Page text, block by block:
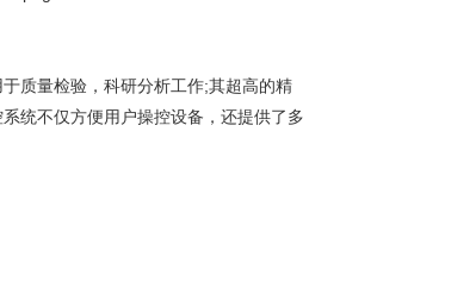
质量检验，科研分析工作;其超高的精
统不仅方便用户操控设备，还提供了多